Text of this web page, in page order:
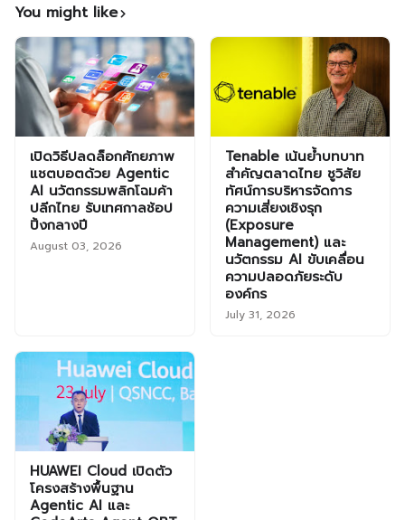
You might like
เปิดวิธีปลดล็อกศักยภาพ
แชตบอตด้วย Agentic
AI นวัตกรรมพลิกโฉมค้า
ปลีกไทย รับเทศกาลช้อป
ปิ้งกลางปี
August 03, 2026
Tenable เน้นย้ำบทบาท
สำคัญตลาดไทย ชูวิสัย
ทัศน์การบริหารจัดการ
ความเสี่ยงเชิงรุก
(Exposure
Management) และ
นวัตกรรม AI ขับเคลื่อน
ความปลอดภัยระดับ
องค์กร
July 31, 2026
HUAWEI Cloud เปิดตัว
โครงสร้างพื้นฐาน
Agentic AI และ